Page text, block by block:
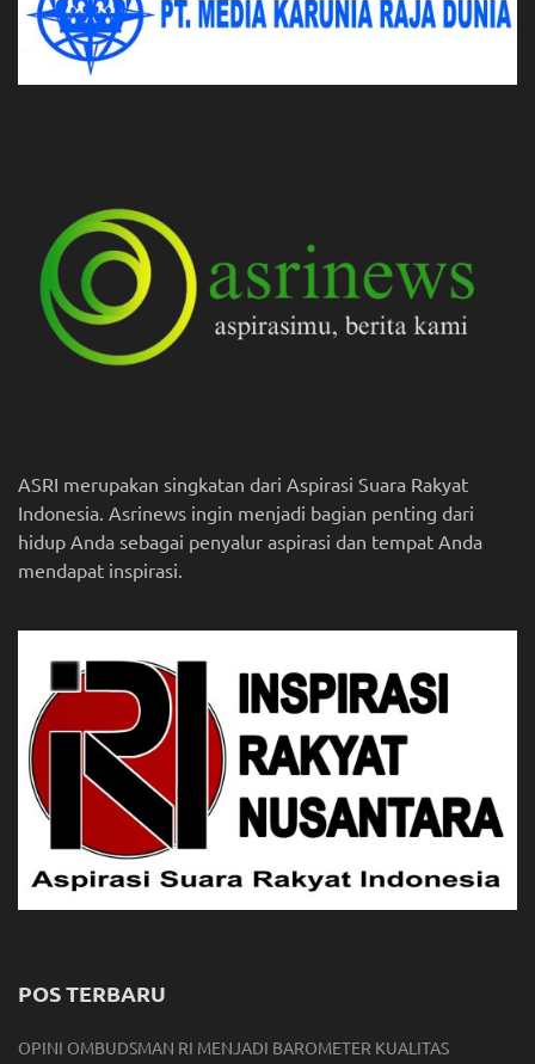
ASRI merupakan singkatan dari Aspirasi Suara Rakyat
Indonesia. Asrinews ingin menjadi bagian penting dari
hidup Anda sebagai penyalur aspirasi dan tempat Anda
mendapat inspirasi.
POS TERBARU
OPINI OMBUDSMAN RI MENJADI BAROMETER KUALITAS